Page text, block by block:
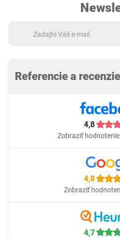
Referencie a recenzie
4,8
Zobraziť
4,8
Zobraziť
4,7